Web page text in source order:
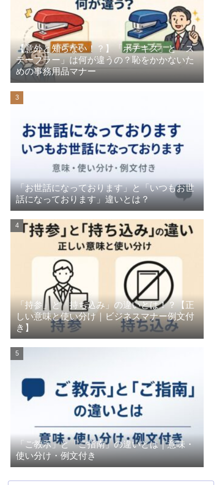
【意外と知らない！？】「ホチキス」と「ス
テープラー」は何が違うの？恥をかかないた
めの事務用品マナー
「お世話になっております」と「いつもお世
話になっております」違いとは？
「持参」と「持ち込み」の違いとは！？【正
しい意味と使い分け｜ビジネスマナー例文付
き】
「ご教示」と「ご指南」の違いとは｜意味・
使い分け・例文付き